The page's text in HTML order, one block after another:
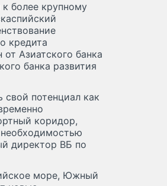
более крупному
кредита
Азиатского банка
банка развития
свой потенциал как
коридор,
директор ВБ по
море, Южный